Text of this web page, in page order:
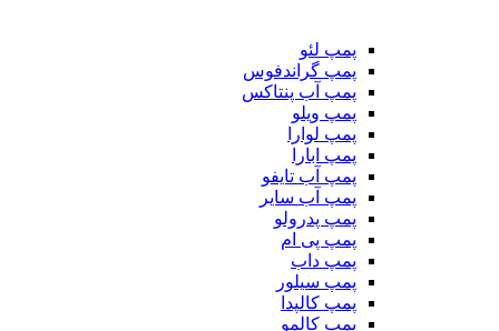
پمپ لئو
پمپ گراندفوس
پمپ آب پنتاکس
پمپ ویلو
پمپ لوارا
پمپ ابارا
پمپ آب تایفو
پمپ آب سایر
پمپ پدرولو
پمپ پی ام
پمپ داب
پمپ سیلور
پمپ کالپدا
پمپ کالمو